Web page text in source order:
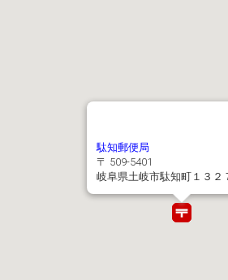
駄知郵便局
〒 509-5401
岐阜県土岐市駄知町１３２